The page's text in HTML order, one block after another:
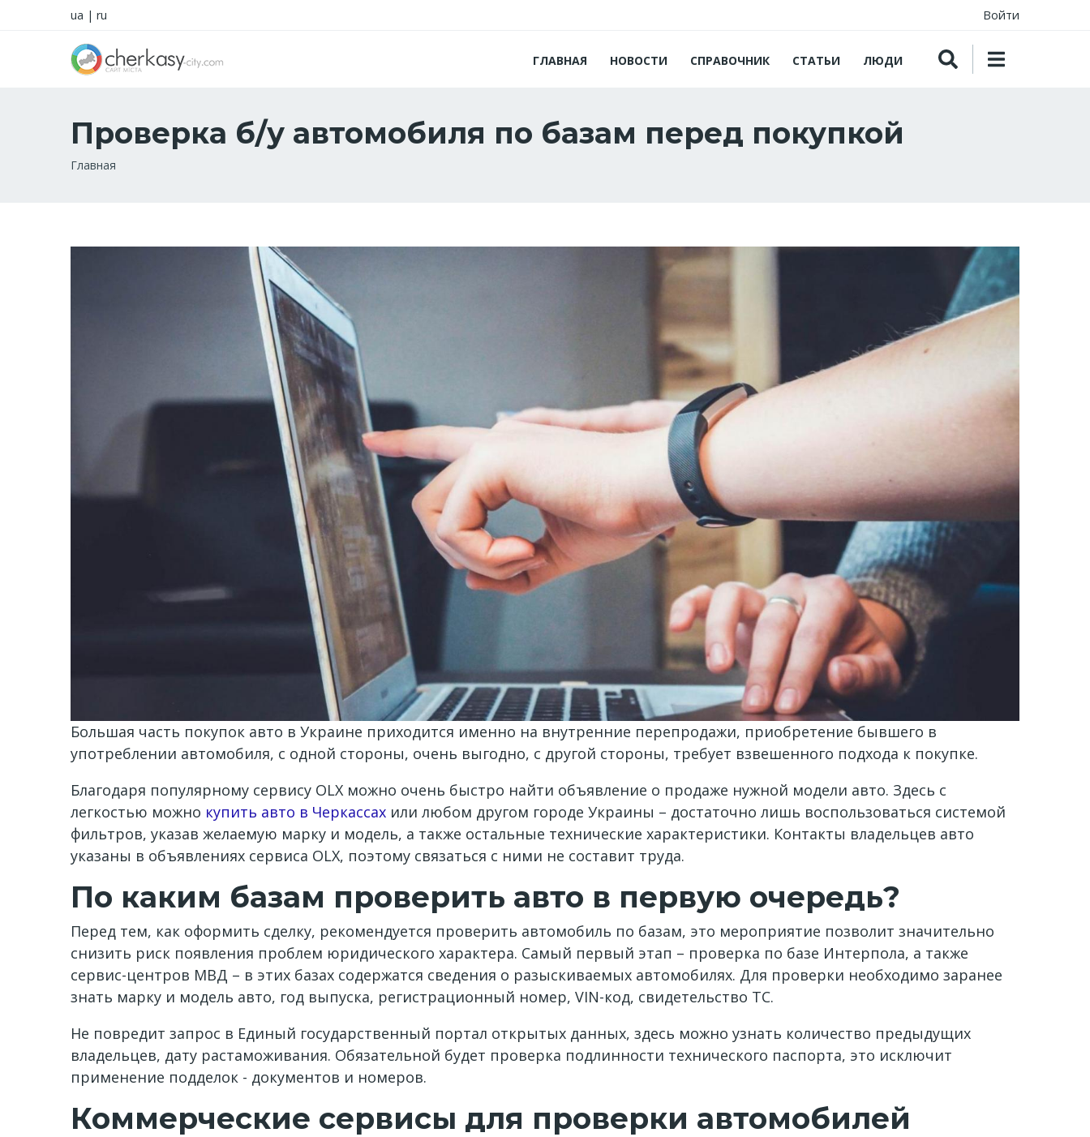
ua | ru Войти
ГЛАВНАЯ НОВОСТИ СПРАВОЧНИК СТАТЬИ ЛЮДИ
Проверка б/у автомобиля по базам перед покупкой
Строка
Главная
Большая часть покупок авто в Украине приходится именно на внутренние перепродажи, приобретение бывшего в
употреблении автомобиля, с одной стороны, очень выгодно, с другой стороны, требует взвешенного подхода к покупке.
Благодаря популярному сервису OLX можно очень быстро найти объявление о продаже нужной модели авто. Здесь с
легкостью можно купить авто в Черкассах или любом другом городе Украины – достаточно лишь воспользоваться системой
фильтров, указав желаемую марку и модель, а также остальные технические характеристики. Контакты владельцев авто
указаны в объявлениях сервиса OLX, поэтому связаться с ними не составит труда.
По каким базам проверить авто в первую очередь?
Перед тем, как оформить сделку, рекомендуется проверить автомобиль по базам, это мероприятие позволит значительно
снизить риск появления проблем юридического характера. Самый первый этап – проверка по базе Интерпола, а также
сервис-центров МВД – в этих базах содержатся сведения о разыскиваемых автомобилях. Для проверки необходимо заранее
знать марку и модель авто, год выпуска, регистрационный номер, VIN-код, свидетельство ТС.
Не повредит запрос в Единый государственный портал открытых данных, здесь можно узнать количество предыдущих
владельцев, дату растаможивания. Обязательной будет проверка подлинности технического паспорта, это исключит
применение подделок - документов и номеров.
Коммерческие сервисы для проверки автомобилей